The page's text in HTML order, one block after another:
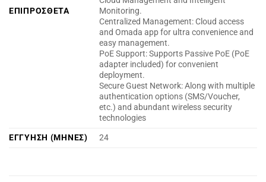
ΕΠΙΠΡΟΣΘΕΤΑ
Monitoring.
Centralized Management: Cloud access
and Omada app for ultra convenience and
easy management.
PoE Support: Supports Passive PoE (PoE
adapter included) for convenient
deployment.
Secure Guest Network: Along with multiple
authentication options (SMS/Voucher,
etc.) and abundant wireless security
technologies
ΕΓΓΥΗΣΗ (ΜΗΝΕΣ)
24